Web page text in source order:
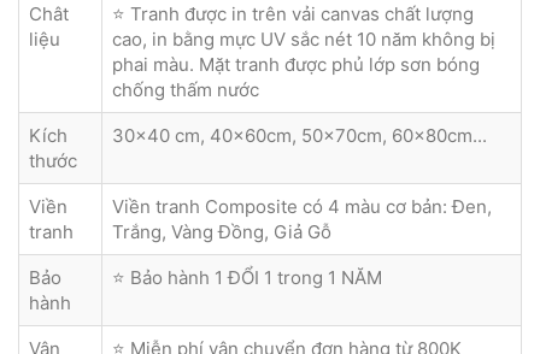
Chât
liệu
⭐ Tranh được in trên vải canvas chất lượng
cao, in bằng mực UV sắc nét 10 năm không bị
phai màu. Mặt tranh được phủ lớp sơn bóng
chống thấm nước
Kích
thước
30x40 cm, 40x60cm, 50x70cm, 60x80cm...
Viền
tranh
Viền tranh Composite có 4 màu cơ bản: Đen,
Trắng, Vàng Đồng, Giả Gỗ
Bảo
hành
⭐ Bảo hành 1 ĐỔI 1 trong 1 NĂM
Vận ⭐ Miễn phí vận chuyển đơn hàng từ 800K